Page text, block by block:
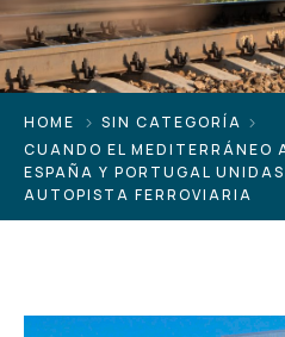
HOME
SIN CATEGORÍA
CUANDO EL
ESPAÑA Y PORTUGAL
AUTOPISTA FERROVIARIA